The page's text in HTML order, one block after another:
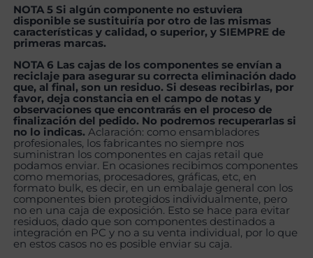
NOTA 5 Si algún componente no estuviera
disponible se sustituiría por otro de las mismas
características y calidad, o superior, y SIEMPRE de
primeras marcas.
NOTA 6 Las cajas de los componentes se envían a
reciclaje para asegurar su correcta eliminación dado
que, al final, son un residuo. Si deseas recibirlas, por
favor, deja constancia en el campo de notas y
observaciones que encontrarás en el proceso de
finalización del pedido. No podremos recuperarlas si
no lo indicas. Aclaración: como ensambladores
profesionales, los fabricantes no siempre nos
suministran los componentes en cajas retail que
podamos enviar. En ocasiones recibimos componentes
como memorias, procesadores, gráficas, etc, en
formato bulk, es decir, en un embalaje general con los
componentes bien protegidos individualmente, pero
no en una caja de exposición. Esto se hace para evitar
residuos, dado que son componentes destinados a
integración en PC y no a su venta individual, por lo que
en estos casos no es posible enviar su caja.